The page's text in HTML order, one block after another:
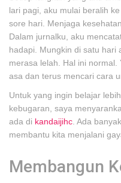
lari pagi, aku mulai beralih
sore hari. Menjaga
Dalam jurnalku, aku
hadapi. Mungkin di satu hari
merasa lelah. Hal ini
asa dan terus mencari cara
Untuk yang ingin belajar
kebugaran, saya
ada di kandaijihc . Ada
membantu kita menjalani
Membangun